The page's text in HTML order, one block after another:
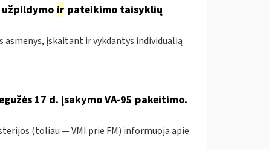
užpildymo irpateikimo taisyklių
asmenys, įskaitant ir vykdantys individualią
17 d. įsakymo VA-95 pakeitimo.
(toliau ― VMI prie FM) informuoja apie